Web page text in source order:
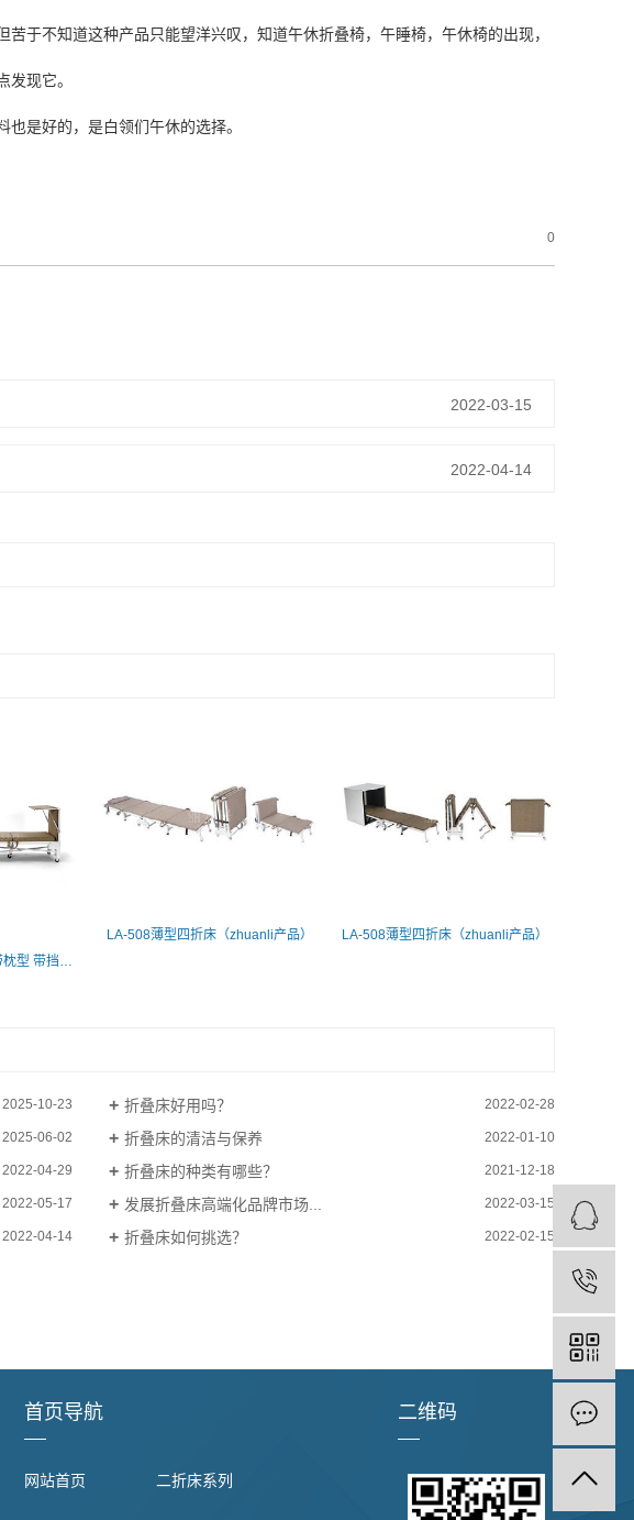
于不知道这种产品只能望洋兴叹，知道午休折叠椅，午睡椅，午休椅的出现，
现它。
是好的，是白领们午休的选择。
0
2022-03-15
2022-04-14
LA-508薄型四折床（zhuanli产品） LA-508薄型四折床（zhuanli产品）
2025-10-23 折叠床好用吗？ 2022-02-28
2025-06-02 折叠床的清洁与保养 2022-01-10
2022-04-29 折叠床的种类有哪些？ 2021-12-18
2022-05-17 发展折叠床高端化品牌市场... 2022-03-15
2022-04-14 折叠床如何挑选？ 2022-02-15
二维码
首页导航
网站首页 二折床系列